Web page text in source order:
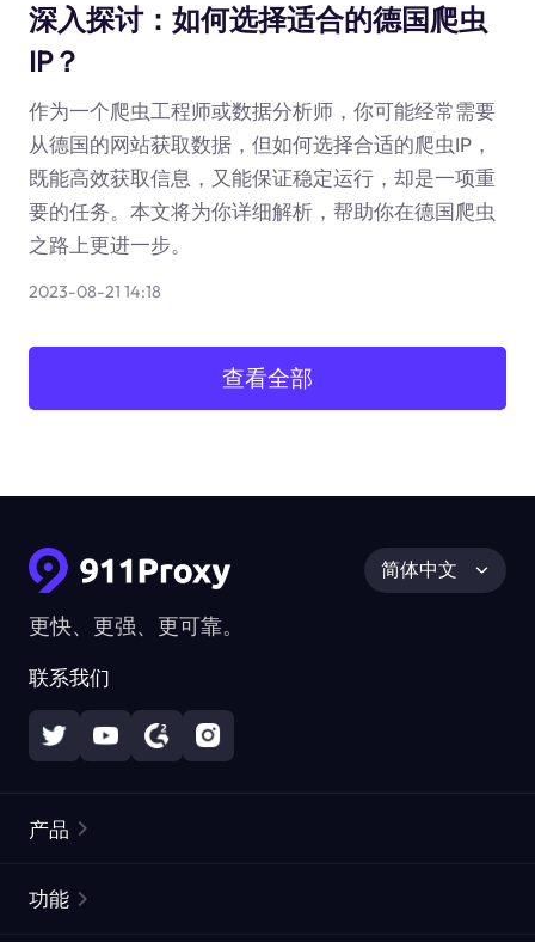
深入探讨：如何选择适合的德国爬虫
IP？
作为一个爬虫工程师或数据分析师，你可能经常需要
从德国的网站获取数据，但如何选择合适的爬虫IP，
既能高效获取信息，又能保证稳定运行，却是一项重
要的任务。本文将为你详细解析，帮助你在德国爬虫
之路上更进一步。
2023-08-21 14:18
查看全部
更快、更强、更可靠。
联系我们
简体中文
产品
功能